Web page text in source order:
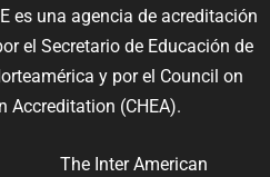
es una agencia de acreditación
el Secretario de Educación de
y por el Council on
Accreditation (CHEA).
The Inter American